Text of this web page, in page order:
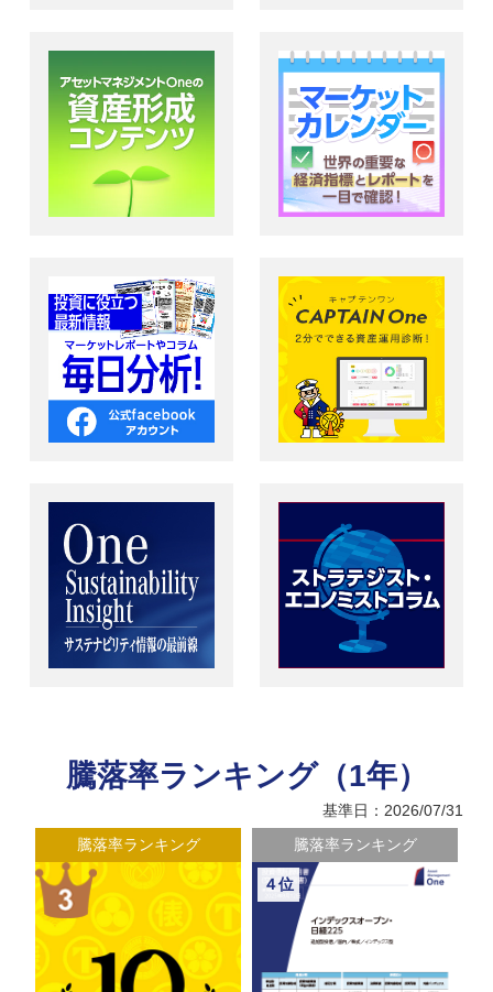
騰落率ランキング（1年）
基準日：2026/07/31
騰落率ランキング
騰落率ランキング
４位